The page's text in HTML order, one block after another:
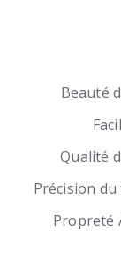
Beauté
Qualité
Précision
Propreté